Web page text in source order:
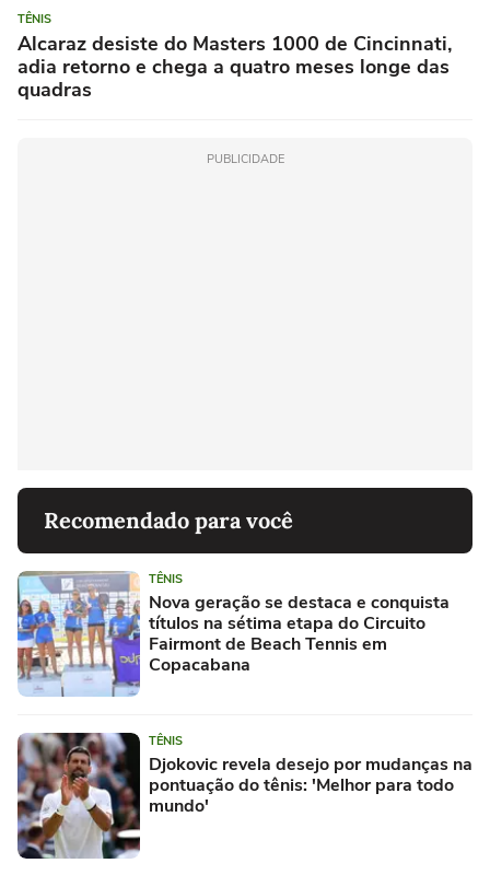
TÊNIS
Alcaraz desiste do Masters 1000 de Cincinnati,
adia retorno e chega a quatro meses longe das
quadras
PUBLICIDADE
Recomendado para você
TÊNIS
Nova geração se destaca e conquista
títulos na sétima etapa do Circuito
Fairmont de Beach Tennis em
Copacabana
TÊNIS
Djokovic revela desejo por mudanças na
pontuação do tênis: 'Melhor para todo
mundo'